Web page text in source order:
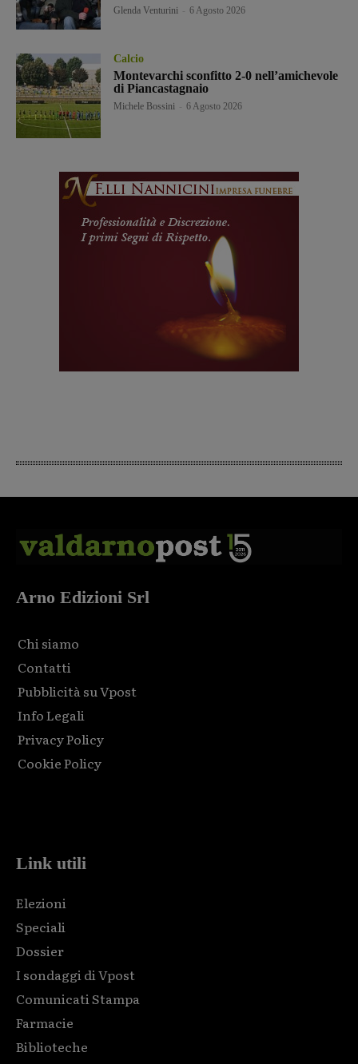
Glenda Venturini 6 Agosto 2026
Calcio
Montevarchi sconfitto 2-0 nell’amichevole
di Piancastagnaio
Michele Bossini 6 Agosto 2026
Arno Edizioni Srl
Chi siamo
Contatti
Pubblicità su Vpost
Info Legali
Privacy Policy
Cookie Policy
Link utili
Elezioni
Speciali
Dossier
I sondaggi di Vpost
Comunicati Stampa
Farmacie
Biblioteche